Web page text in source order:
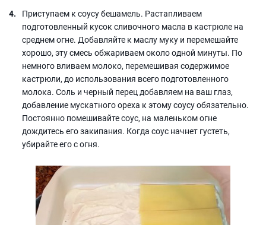
Приступаем к соусу бешамель. Растапливаем
подготовленный кусок сливочного масла в кастрюле на
среднем огне. Добавляйте к маслу муку и перемешайте
хорошо, эту смесь обжариваем около одной минуты. По
немного вливаем молоко, перемешивая содержимое
кастрюли, до использования всего подготовленного
молока. Соль и черный перец добавляем на ваш глаз,
добавление мускатного ореха к этому соусу обязательно.
Постоянно помешивайте соус, на маленьком огне
дождитесь его закипания. Когда соус начнет густеть,
убирайте его с огня.